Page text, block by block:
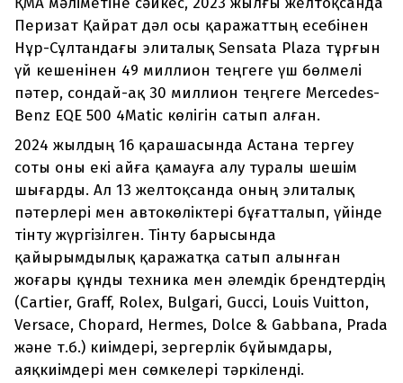
Перизат Қайрат дәл осы қаражаттың есебінен
Нұр-Сұлтандағы элиталық Sensata Plaza тұрғын
үй кешенінен 49 миллион теңгеге үш бөлмелі
пәтер, сондай-ақ 30 миллион теңгеге Mercedes-
Benz EQE 500 4Matic көлігін сатып алған.
2024 жылдың 16 қарашасында Астана тергеу
соты оны екі айға қамауға алу туралы шешім
шығарды. Ал 13 желтоқсанда оның элиталық
пәтерлері мен автокөліктері бұғатталып, үйінде
тінту жүргізілген. Тінту барысында
қайырымдылық қаражатқа сатып алынған
жоғары құнды техника мен әлемдік брендтердің
(Cartier, Graff, Rolex, Bulgari, Gucci, Louis Vuitton,
Versace, Chopard, Hermes, Dolce & Gabbana, Prada
және т.б.) киімдері, зергерлік бұйымдары,
аяқкиімдері мен сөмкелері тәркіленді.